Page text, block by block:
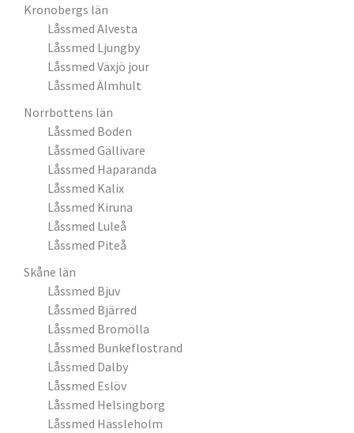
Kronobergs län
Låssmed Alvesta
Låssmed Ljungby
Låssmed Växjö jour
Låssmed Älmhult
Norrbottens län
Låssmed Boden
Låssmed Gällivare
Låssmed Haparanda
Låssmed Kalix
Låssmed Kiruna
Låssmed Luleå
Låssmed Piteå
Skåne län
Låssmed Bjuv
Låssmed Bjärred
Låssmed Bromölla
Låssmed Bunkeflostrand
Låssmed Dalby
Låssmed Eslöv
Låssmed Helsingborg
Låssmed Hässleholm